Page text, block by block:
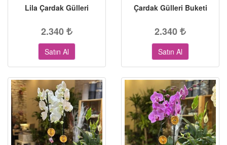
Lila Çardak Gülleri
2.340
Satın Al
Çardak Gülleri Buketi
2.340
Satın Al